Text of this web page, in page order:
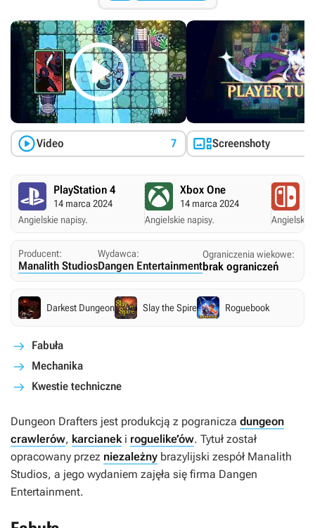

Video 7 Screenshoty
PlayStation 4
14 marca 2024
Angielskie napisy.
Xbox One
14 marca 2024
Angielskie napisy.
Angielskie
Producent:
Manalith Studios
Wydawca:
Dangen Entertainment
Ograniczenia wiekowe:
brak ograniczeń
Darkest Dungeon Slay the Spire Roguebook
Fabuła
Mechanika
Kwestie techniczne
Dungeon Drafters jest produkcją z pogranicza dungeon
crawlerów, karcianeki roguelike’ów. Tytuł został
opracowany przez niezależny brazylijski zespół Manalith
Studios, a jego wydaniem zajęła się firma Dangen
Entertainment.